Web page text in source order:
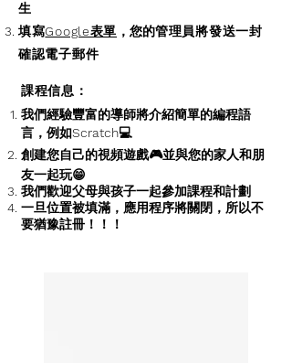
生
填寫Google表單 ，您的管理員將發送一封
確認電子郵件
課程信息：
我們經驗豐富的導師將介紹簡單的編程語
言，例如Scratch💻
創建您自己的視頻遊戲🎮並與您的家人和朋
友一起玩😁
我們歡迎父母與孩子一起參加課程和計劃
一旦位置被填滿，應用程序將關閉，所以不
要猶豫註冊！！！